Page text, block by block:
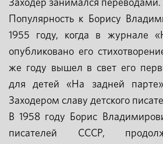
Заходер занимался переводами.
Популярность к Борису
1955 году, когда в журнале
опубликовано его
же году вышел в свет его
для детей «На задней
Заходером славу детского
В 1958 году Борис
писателей СССР,